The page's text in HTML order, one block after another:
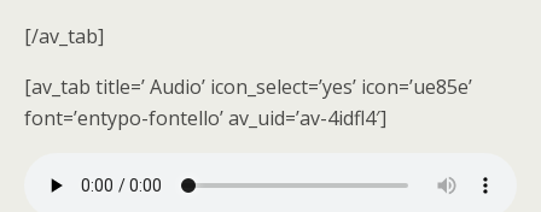
[/av_tab]
[av_tab title=’ Audio’ icon_select=’yes’ icon=’ue85e’
font=’entypo-fontello’ av_uid=’av-4idfl4′]